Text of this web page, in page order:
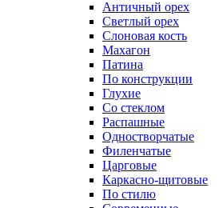
Античный орех
Светлый орех
Слоновая кость
Махагон
Патина
По конструкции
Глухие
Со стеклом
Распашные
Одностворчатые
Филенчатые
Царговые
Каркасно-щитовые
По стилю